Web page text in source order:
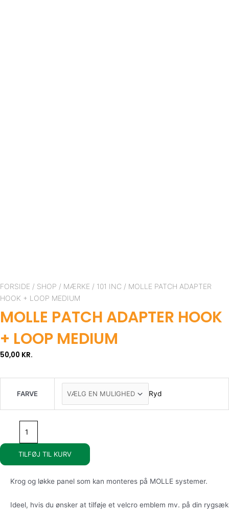
FORSIDE / SHOP / MÆRKE / 101 INC / MOLLE PATCH ADAPTER
HOOK + LOOP MEDIUM
MOLLE PATCH ADAPTER HOOK
+ LOOP MEDIUM
50,00 KR.
FARVE Ryd
patch
adapter
+
medium
antal
TILFØJ TIL KURV
Krog og løkke panel som kan monteres på MOLLE systemer.
Ideel, hvis du ønsker at tilføje et velcro emblem mv. på din rygsæk